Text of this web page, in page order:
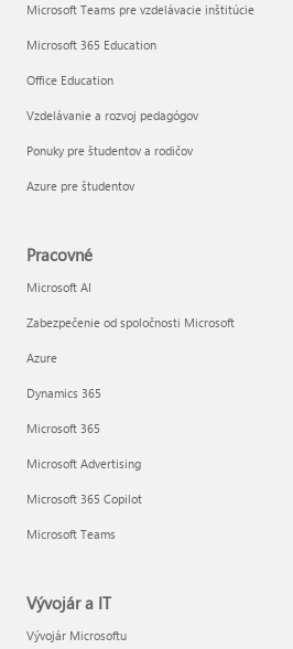
Microsoft Teams pre vzdelávacie inštitúcie
Microsoft 365 Education
Office Education
Vzdelávanie a rozvoj pedagógov
Ponuky pre študentov a rodičov
Azure pre študentov
Pracovné
Microsoft AI
Zabezpečenie od spoločnosti Microsoft
Azure
Dynamics 365
Microsoft 365
Microsoft Advertising
Microsoft 365 Copilot
Microsoft Teams
Vývojár a IT
Vývojár Microsoftu